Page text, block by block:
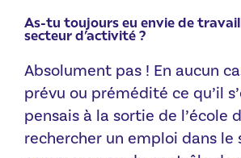
As-tu toujours eu envie de
secteur d’activité ?
Absolument pas ! En aucun
prévu ou prémédité ce qu’il
pensais à la sortie de l’école
rechercher un emploi dans le